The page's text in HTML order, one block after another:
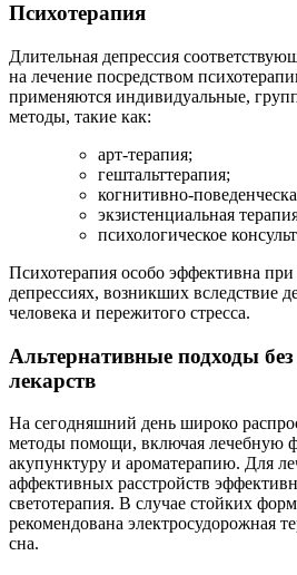
Психотерапия
Длительная депрессия
на лечение посредством
применяются индивидуальные,
методы, такие как:
арт-терапия;
гештальттерапия;
когнитивно-
экзистенциальная
психологическое
Психотерапия особо эффективна
депрессиях, возникших вследствие
человека и пережитого стресса.
Альтернативные подходы
лекарств
На сегодняшний день широко
методы помощи, включая лечебную
акупунктуру и ароматерапию. Для
аффективных расстройств
светотерапия. В случае стойких
рекомендована электросудорожная
сна.